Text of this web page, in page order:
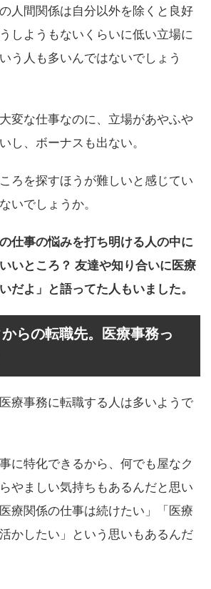
人間関係は自分以外を除くと良好
しようもないくらいに低い立場に
う人も多いんではないでしょう
変な仕事なのに、立場があやふや
し、ボーナスも出ない。
ろを探すほうが難しいと感じてい
いでしょうか。
仕事の悩みを打ち明ける人の中に
いところ？ 友達や知り合いに医療
だよ」と語ってた人もいました。
らの転職先。医療事務っ
療事務に転職する人は多いようで
に特化できるから、何でも屋なク
やましい気持ちもあるんだと思い
療関係の仕事は続けたい」「医療
かしたい」という思いもあるんだ